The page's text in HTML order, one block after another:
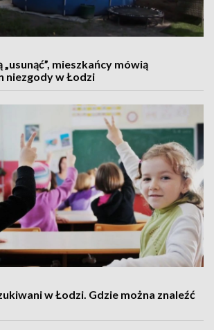
mieszkańcy mówią
niezgody w Łodzi
w Łodzi. Gdzie można znaleźć